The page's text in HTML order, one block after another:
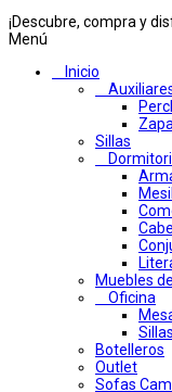
¡Descubre, compra y
Menú
Inicio
Sillas
Muebles
Oficina
Botelleros
Outlet
Sofas